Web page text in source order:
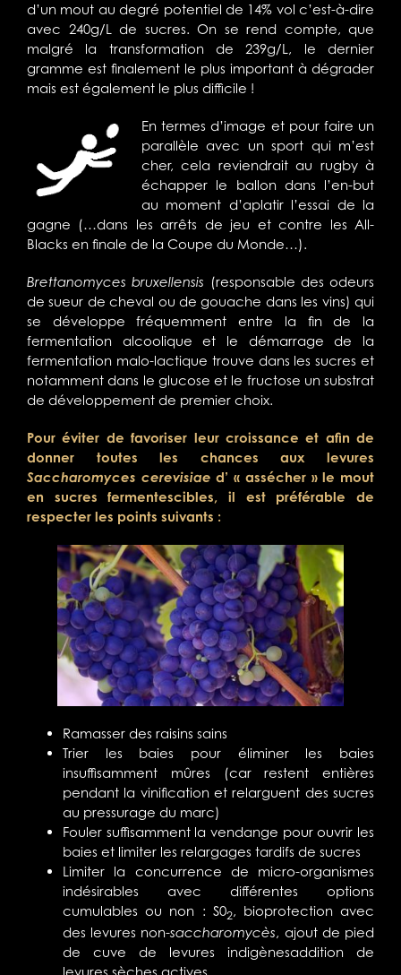
d’un mout au degré potentiel de 14% vol c’est-à-dire
avec 240g/L de sucres. On se rend compte, que
malgré la transformation de 239g/L, le dernier
gramme est finalement le plus important à dégrader
mais est également le plus difficile !
En termes d’image et pour faire un
parallèle avec un sport qui m’est
cher, cela reviendrait au rugby à
échapper le ballon dans l’en-but
au moment d’aplatir l’essai de la
gagne (…dans les arrêts de jeu et contre les All-
Blacks en finale de la Coupe du Monde…).
Brettanomyces bruxellensis (responsable des odeurs
de sueur de cheval ou de gouache dans les vins) qui
se développe fréquemment entre la fin de la
fermentation alcoolique et le démarrage de la
fermentation malo-lactique trouve dans les sucres et
notamment dans le glucose et le fructose un substrat
de développement de premier choix.
Pour éviter de favoriser leur croissance et afin de
donner toutes les chances aux levures
Saccharomyces cerevisiae d’ « assécher » le mout
en sucres fermentescibles, il est préférable de
respecter les points suivants :
Ramasser des raisins sains
Trier les baies pour éliminer les baies
insuffisamment mûres (car restent entières
pendant la vinification et relarguent des sucres
au pressurage du marc)
Fouler suffisamment la vendange pour ouvrir les
baies et limiter les relargages tardifs de sucres
Limiter la concurrence de micro-organismes
indésirables avec différentes options
cumulables ou non : S02, bioprotection avec
des levures non-saccharomycès, ajout de pied
de cuve de levures indigènesaddition de